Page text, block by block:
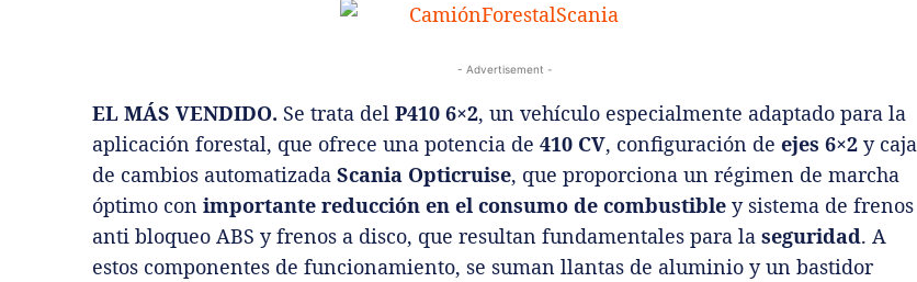
- Advertisement -
EL MÁS VENDIDO. Se trata del P410 6×2, un vehículo especialmente adaptado para la
aplicación forestal, que ofrece una potencia de 410 CV, configuración de ejes 6×2 y caja
de cambios automatizada Scania Opticruise, que proporciona un régimen de marcha
óptimo con importante reducción en el consumo de combustible y sistema de frenos
anti bloqueo ABS y frenos a disco, que resultan fundamentales para la seguridad. A
estos componentes de funcionamiento, se suman llantas de aluminio y un bastidor